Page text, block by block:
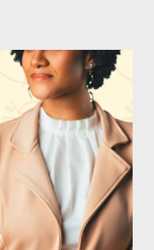
por ver o
saúde e querer
e assim ajudar as
como citei
fazendo outra
nova senti o peso
O ano de 2022